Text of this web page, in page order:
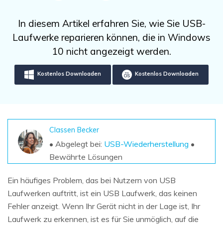
Kostenlos Testen
Recoverit kostenlos
Kostenlos Testen
Weitere Produkte
Repairit - Datenreparatur
UBackit - Datensicherung
Datenverlust-Szenarien
ALLE FUNKTIONEN ENTDECKEN
Aktuelles Thema
search
In diesem Artikel erfahren Sie, wie Sie USB-
Laufwerke reparieren können, die in Windows
10 nicht angezeigt werden.
Kostenlos Downloaden Kostenlos Downloaden
Classen Becker
• Abgelegt bei: USB-Wiederherstellung •
Bewährte Lösungen
Ein häufiges Problem, das bei Nutzern von USB
Laufwerken auftritt, ist ein USB Laufwerk, das keinen
Fehler anzeigt. Wenn Ihr Gerät nicht in der Lage ist, Ihr
Laufwerk zu erkennen, ist es für Sie unmöglich, auf die